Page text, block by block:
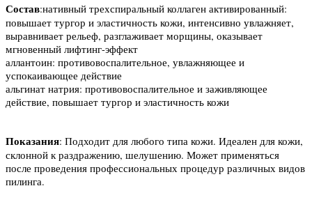
Состав:нативный трехспиральный коллаген активированный:
повышает тургор и эластичность кожи, интенсивно увлажняет,
выравнивает рельеф, разглаживает морщины, оказывает
мгновенный лифтинг-эффект
аллантоин: противовоспалительное, увлажняющее и
успокаивающее действие
альгинат натрия: противовоспалительное и заживляющее
действие, повышает тургор и эластичность кожи
Показания: Подходит для любого типа кожи. Идеален для кожи,
склонной к раздражению, шелушению. Может применяться
после проведения профессиональных процедур различных видов
пилинга.